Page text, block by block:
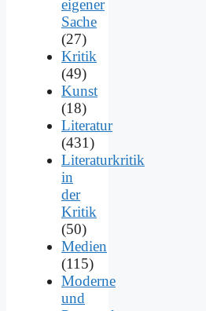
eigener
Sache
(27)
Kritik
(49)
Kunst
(18)
Literatur
(431)
Literaturkritik
in
der
Kritik
(50)
Medien
(115)
Moderne
und